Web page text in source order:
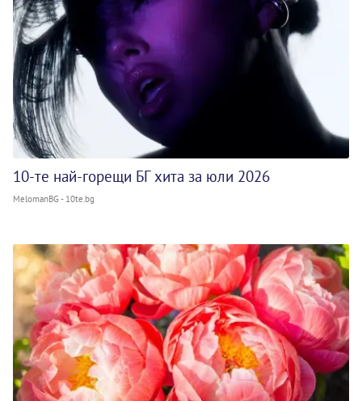
10-те най-горещи БГ хита за юли 2026
MelomanBG - 10te.bg